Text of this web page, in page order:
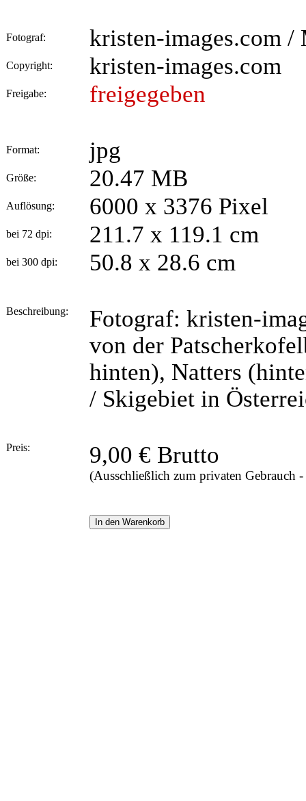
Fotograf: kristen-images.com
Copyright: kristen-images.com
Freigabe: freigegeben
Format: jpg
Größe: 20.47 MB
Auflösung: 6000 x 3376 Pixel
bei 72 dpi: 211.7 x 119.1 cm
bei 300 dpi: 50.8 x 28.6 cm
Beschreibung:
Fotograf: kristen-
von der
hinten), Natters
/ Skigebiet in
Preis: 9,00 € Brutto
(Ausschließlich zum privaten Gebrauch